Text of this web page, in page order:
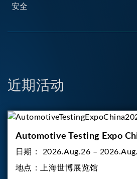
安全
近期活动
Automotive Testing Expo
日期：
2026.Aug.26 –
地点：
上海世博展览馆